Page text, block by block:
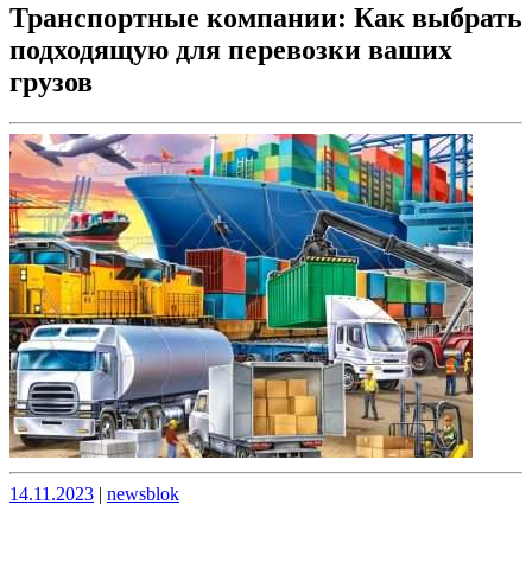
Транспортные компании: Как выбрать
подходящую для перевозки ваших
грузов
Опубликовано
14.11.2023 | Опубликовано
newsblok